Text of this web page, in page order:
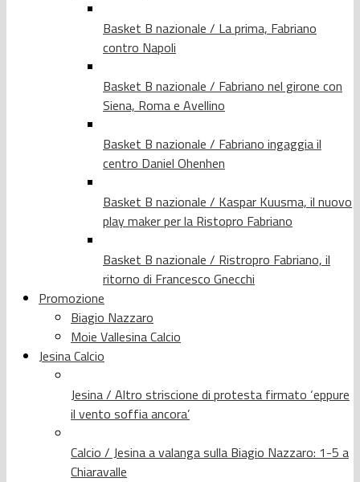
Basket B nazionale / La prima, Fabriano
contro Napoli
Basket B nazionale / Fabriano nel girone con
Siena, Roma e Avellino
Basket B nazionale / Fabriano ingaggia il
centro Daniel Ohenhen
Basket B nazionale / Kaspar Kuusma, il nuovo
play maker per la Ristopro Fabriano
Basket B nazionale / Ristropro Fabriano, il
ritorno di Francesco Gnecchi
Promozione
Biagio Nazzaro
Moie Vallesina Calcio
Jesina Calcio
Jesina / Altro striscione di protesta firmato ‘eppure
il vento soffia ancora’
Calcio / Jesina a valanga sulla Biagio Nazzaro: 1-5 a
Chiaravalle